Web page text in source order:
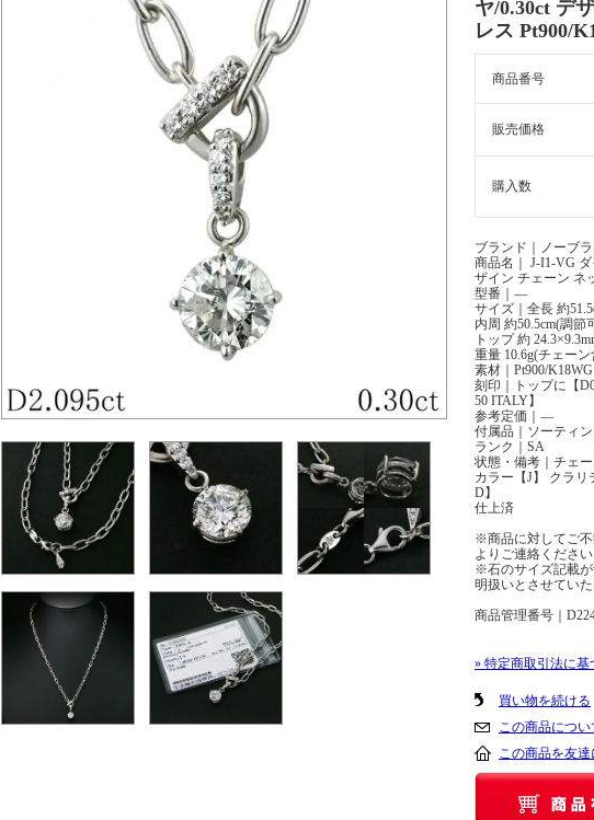
ヤ/0.30ct デ
レス Pt900/
商品番号
販売価格
購入数
ブランド｜ノーブ
商品名｜ J-I1-VG ダ
ザイン チェーン ネ
型番｜―
サイズ｜全長 約
内周 約50.5cm(調節
トップ 約
重量 10.6g(チェー
素材｜Pt900/K18WG
刻印｜トップに【
50 ITALY】
参考定価｜―
付属品｜ソーティ
ランク｜SA
状態・備考｜チェー
カラー【J】 クラリ
D】
仕上済
※商品に対してご
よりご連絡ください
※石のサイズ記載
明扱いとさせていた
商品管理番号｜
» 特定商取引法に
買い物を続ける
この商品につ
この商品を友達